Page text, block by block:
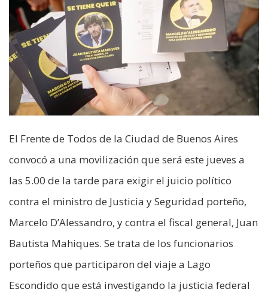
El Frente de Todos de la Ciudad de Buenos Aires
convocó a una movilización que será este jueves a
las 5.00 de la tarde para exigir el juicio político
contra el ministro de Justicia y Seguridad porteño,
Marcelo D’Alessandro, y contra el fiscal general, Juan
Bautista Mahiques. Se trata de los funcionarios
porteños que participaron del viaje a Lago
Escondido que está investigando la justicia federal